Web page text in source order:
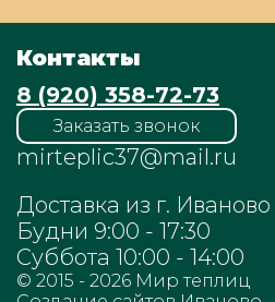
Контакты
8 (920) 358-72-73
Заказать звонок
mirteplic37@mail.ru
Доставка из г. Иваново
Будни 9:00 - 17:30
Суббота 10:00 - 14:00
© 2015 - 2026 Мир теплиц